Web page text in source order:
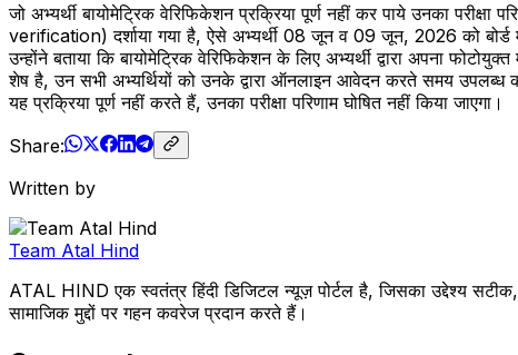
जो अभ्यर्थी बायोमेट्रिक वेरिफिकेशन प्रक्रिया पूर्ण नहीं कर पाये उनका
verification) दर्शाया गया है, ऐसे अभ्यर्थी 08 जून व 09 जून, 2026 को बोर्ड
उन्होंने बताया कि बायोमेट्रिक वेरिफिकेशन के लिए अभ्यर्थी द्वारा अपना
शेष है, उन सभी अभ्यर्थियों को उनके द्वारा ऑनलाइन आवेदन करते समय उपलब्ध
यह प्रक्रिया पूर्ण नहीं करते हैं, उनका परीक्षा परिणाम घोषित नहीं किया जाएगा।
Share:
Written by
Team Atal Hind
ATAL HIND एक स्वतंत्र हिंदी डिजिटल न्यूज़ पोर्टल है, जिसका उद्देश्य
सामाजिक मुद्दों पर गहन कवरेज प्रदान करते हैं।